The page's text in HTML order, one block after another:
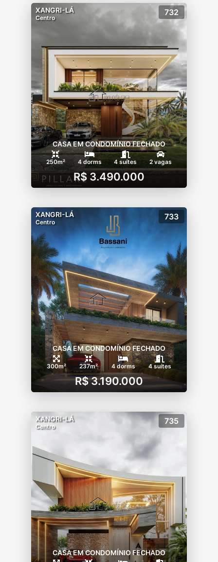
XANGRI-LÁ
Centro
732
CASA EM CONDOMÍNIO FECHADO
250m² 4 dorms 4 suítes 2 vagas
R$ 3.490.000
XANGRI-LÁ
Centro
733
CASA EM CONDOMÍNIO FECHADO
300m² 237m² 4 dorms 4 suítes
R$ 3.190.000
XANGRI-LÁ
Centro
735
CASA EM CONDOMÍNIO FECHADO